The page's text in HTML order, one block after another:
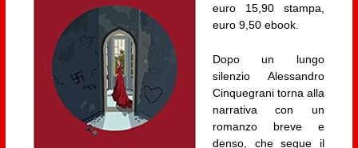
euro 15,90 stampa,
euro 9,50 ebook.
Dopo un lungo
silenzio Alessandro
Cinquegrani torna alla
narrativa con un
romanzo breve e
denso, che segue il